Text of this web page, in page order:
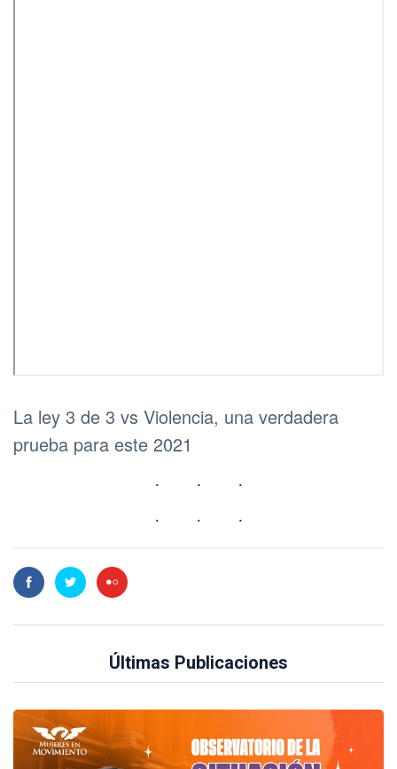
La ley 3 de 3 vs Violencia, una verdadera
prueba para este 2021
Últimas Publicaciones